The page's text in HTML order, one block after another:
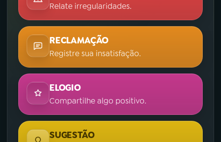
Relate irregularidades.
RECLAMAÇÃO
Registre sua insatisfação.
ELOGIO
Compartilhe algo positivo.
SUGESTÃO